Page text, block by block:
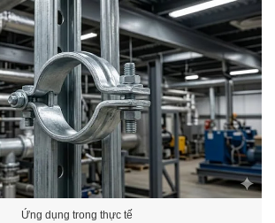
Ứng dụng trong thực tế